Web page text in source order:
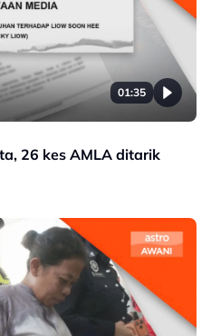
01:35
26 kes AMLA ditarik